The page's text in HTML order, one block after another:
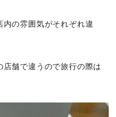
の雰囲気がそれぞれ違
舗で違うので旅行の際は